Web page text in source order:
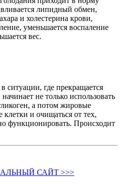
липидный обмен,
и холестерина крови,
уменьшается воспаление
вес.
ситуации, где прекращается
не только использовать
а потом жировые
клетки и очищаться от тех,
функционировать. Происходит
САЙТ >>>